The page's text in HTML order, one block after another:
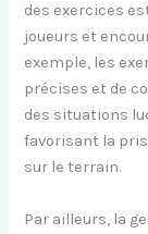
des exercices
joueurs et
exemple, les
précises et de
des situations
favorisant la
sur le terrain.
Par ailleurs, la